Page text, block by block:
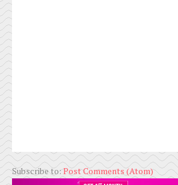
Subscribe to:Post Comments (Atom)